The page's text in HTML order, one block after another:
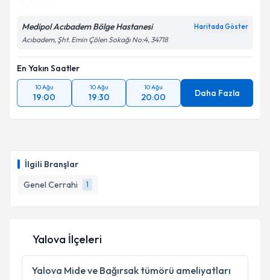
İlgili Branşlar
Genel Cerrahi
1
Medipol Acıbadem Bölge Hastanesi Haritada Göster
Acıbadem, Şht. Emin Çölen Sokağı No:4, 34718
En Yakın Saatler
10 Ağu
19:00
10 Ağu
19:30
10 Ağu
20:00 Daha Fazla
Yalova İlçeleri
Yalova Mide ve Bağırsak tümörü ameliyatları